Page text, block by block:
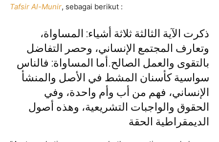
Tafsir Al-Munir, sebagai berikut :
ذكرت الآية الثالثة ثلاثة أشياء: المساواة،
وتعارف المجتمع الإنساني، وحصر التفاضل
بالتقوى والعمل الصالح.أما المساواة: فالناس
سواسية كأسنان المشط في الأصل والمنشأ
الإنساني، فهم من أب وأم واحدة، وفي
الحقوق والواجبات التشريعية، وهذه أصول
الديمقراطية الحقة